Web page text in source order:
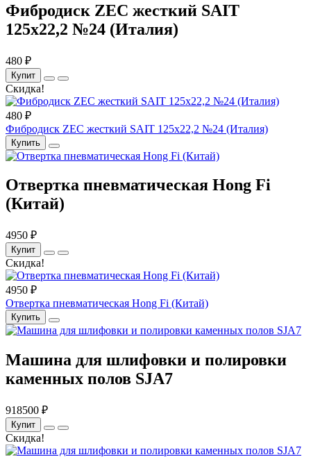
Фибродиск ZEC жесткий SAIT
125х22,2 №24 (Италия)
480 ₽
Купит
Скидка!
480 ₽
Фибродиск ZEC жесткий SAIT 125х22,2 №24 (Италия)
Купить
Отвертка пневматическая Hong Fi
(Китай)
4950 ₽
Купит
Скидка!
4950 ₽
Отвертка пневматическая Hong Fi (Китай)
Купить
Машина для шлифовки и полировки
каменных полов SJA7
918500 ₽
Купит
Скидка!